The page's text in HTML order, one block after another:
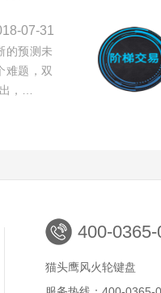
07-31
的预测未
难题，双
，…
400-0365-
猫头鹰风火轮键盘